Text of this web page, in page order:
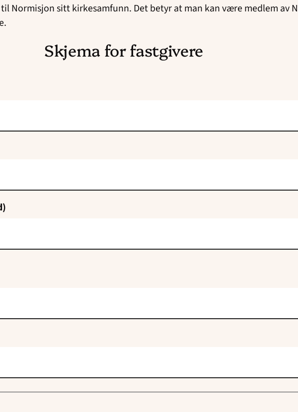
Normisjon sitt kirkesamfunn. Det betyr at man kan være medlem av
Skjema for fastgivere